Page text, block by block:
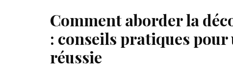
Comment aborder la
: conseils pratiques
réussie